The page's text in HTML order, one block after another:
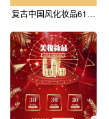
复古中国风化妆品618促销电商首页